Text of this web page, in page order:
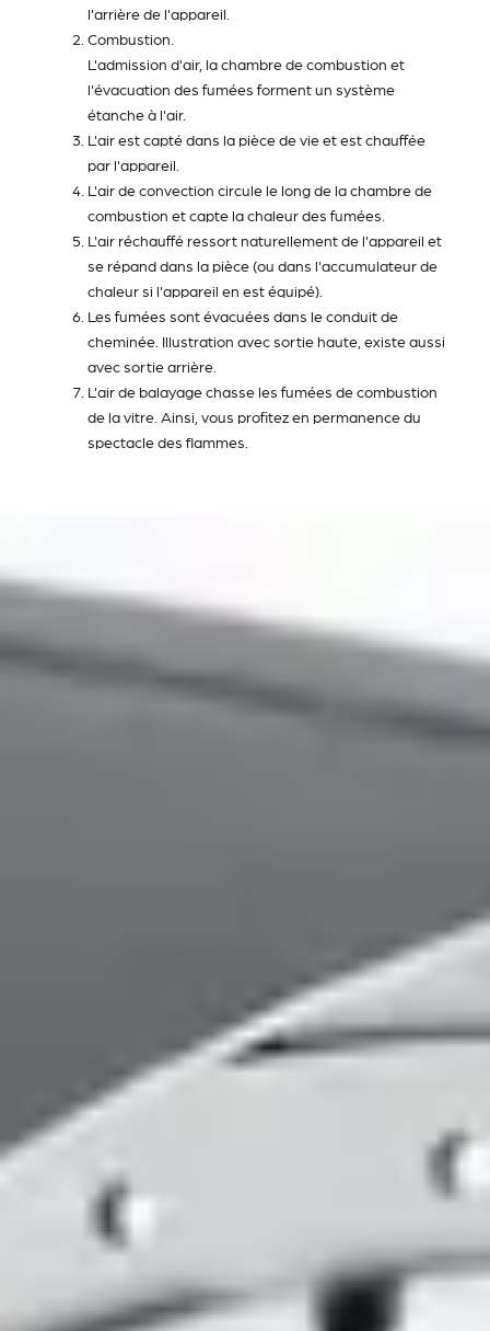
l'arrière de l'appareil.
Combustion.
L'admission d'air, la chambre de combustion et
l'évacuation des fumées forment un système
étanche à l'air.
L'air est capté dans la pièce de vie et est chauffée
par l'appareil.
L'air de convection circule le long de la chambre de
combustion et capte la chaleur des fumées.
L'air réchauffé ressort naturellement de l'appareil et
se répand dans la pièce (ou dans l'accumulateur de
chaleur si l'appareil en est équipé).
Les fumées sont évacuées dans le conduit de
cheminée. Illustration avec sortie haute, existe aussi
avec sortie arrière.
L'air de balayage chasse les fumées de combustion
de la vitre. Ainsi, vous profitez en permanence du
spectacle des flammes.